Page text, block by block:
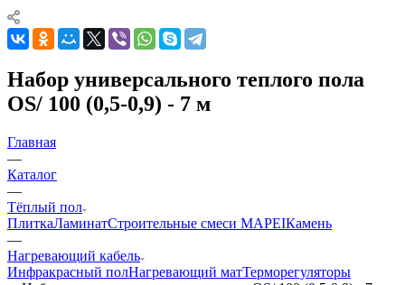
Набор универсального теплого пола
OS/ 100 (0,5-0,9) - 7 м
Главная
—
Каталог
—
Тёплый пол
ПлиткаЛаминатСтроительные смеси MAPEIКамень
—
Нагревающий кабель
Инфракрасный полНагревающий матТерморегуляторы